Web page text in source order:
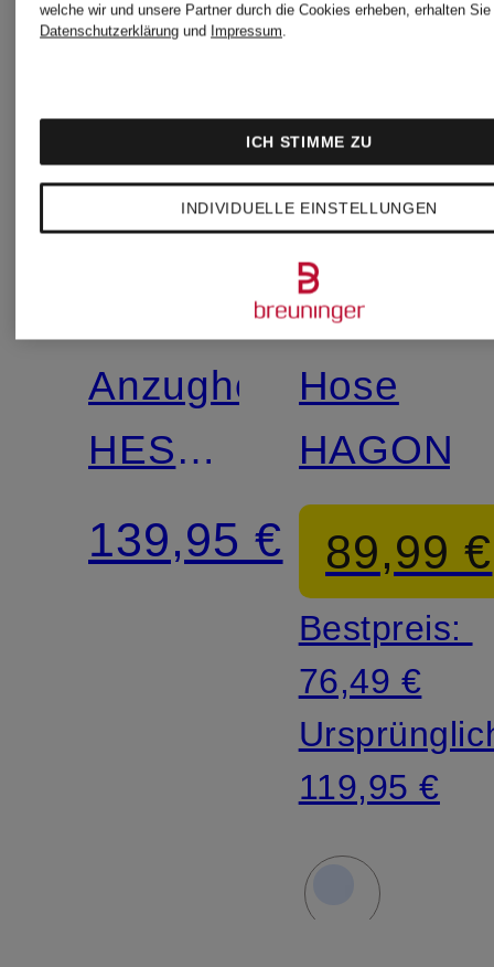
Match
Anzughose
HESTEN
Extra
Slim Fit
139,95 €
Mix &
HUGO
Hose
HAGONIA
89,99 €
Bestpreis:
76,49 €
119,95 €
welche wir und unsere Partner durch die Cookies erheben, erhalten
Datenschutzerklärung und Impressum.
INDIVIDUELLE EINSTELLUNGEN
ICH STIMME ZU